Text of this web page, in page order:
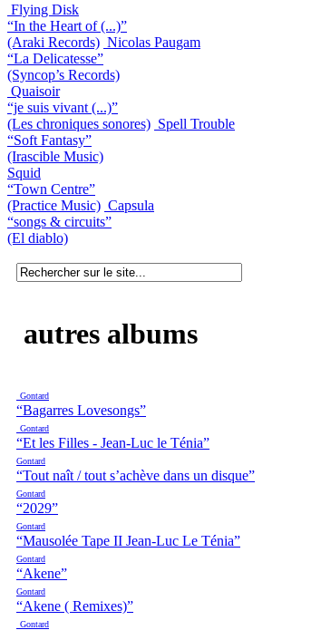
Flying Disk
“In the Heart of (...)”
(Araki Records) Nicolas Paugam
“La Delicatesse”
(Syncop’s Records)
Quaisoir
“je suis vivant (...)”
(Les chroniques sonores) Spell Trouble
“Soft Fantasy”
(Irascible Music)
Squid
“Town Centre”
(Practice Music) Capsula
“songs & circuits”
(El diablo)
autres albums
Gontard
“Bagarres Lovesongs”
Gontard
“Et les Filles - Jean-Luc le Ténia”
Gontard
“Tout naît / tout s’achève dans un disque”
Gontard
“2029”
Gontard
“Mausolée Tape II Jean-Luc Le Ténia”
Gontard
“Akene”
Gontard
“Akene ( Remixes)”
Gontard